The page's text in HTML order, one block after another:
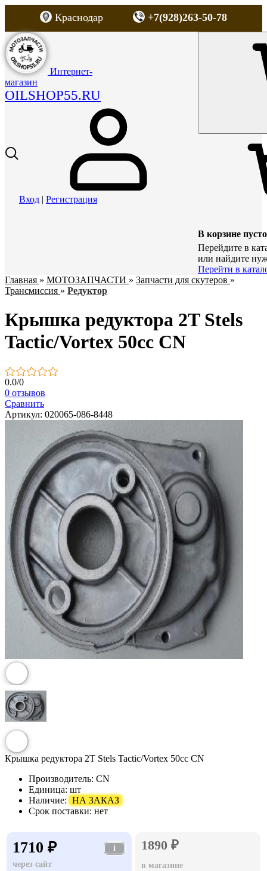
Краснодар +7(928)263-50-78
Интернет-
магазин
OILSHOP55.RU
Вход | Регистрация
В корзине пусто
Перейдите в
или найдите
Перейти в
Главная » МОТОЗАПЧАСТИ » Запчасти для скутеров »
Трансмиссия » Редуктор
Крышка редуктора 2T Stels
Tactic/Vortex 50сс CN
0.0/0
0 отзывов
Сравнить
Артикул: 020065-086-8448
Крышка редуктора 2T Stels Tactic/Vortex 50сс CN
Производитель: CN
Единица: шт
Наличие: НА ЗАКАЗ
Срок поставки: нет
1710 ₽
i
через сайт
1890 ₽
в магазине